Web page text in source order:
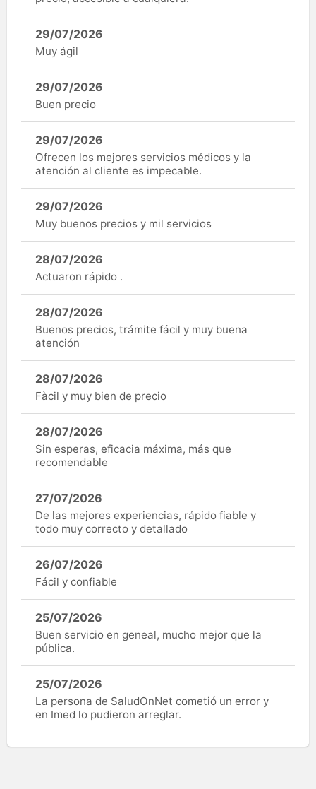
29/07/2026
Muy ágil
29/07/2026
Buen precio
29/07/2026
Ofrecen los mejores servicios médicos y la
atención al cliente es impecable.
29/07/2026
Muy buenos precios y mil servicios
28/07/2026
Actuaron rápido .
28/07/2026
Buenos precios, trámite fácil y muy buena
atención
28/07/2026
Fàcil y muy bien de precio
28/07/2026
Sin esperas, eficacia máxima, más que
recomendable
27/07/2026
De las mejores experiencias, rápido fiable y
todo muy correcto y detallado
26/07/2026
Fácil y confiable
25/07/2026
Buen servicio en geneal, mucho mejor que la
pública.
25/07/2026
La persona de SaludOnNet cometió un error y
en Imed lo pudieron arreglar.